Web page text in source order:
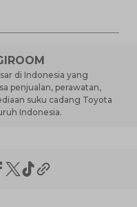
di Indonesia yang
penjualan, perawatan,
suku cadang Toyota
Indonesia.